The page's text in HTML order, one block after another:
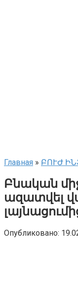
Главная » ԲՈՒԺ
Բնական
ազատվել
Опубликовано: